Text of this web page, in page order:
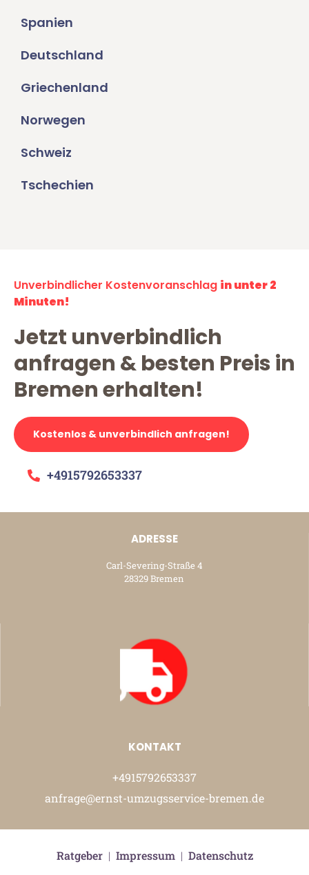
Spanien
Deutschland
Griechenland
Norwegen
Schweiz
Tschechien
Unverbindlicher Kostenvoranschlag in unter 2
Minuten!
Jetzt unverbindlich
anfragen & besten Preis in
Bremen erhalten!
Kostenlos & unverbindlich anfragen!
+4915792653337
ADRESSE
Carl-Severing-Straße 4
28329 Bremen
KONTAKT
+4915792653337
anfrage@ernst-umzugsservice-bremen.de
Ratgeber| Impressum| Datenschutz